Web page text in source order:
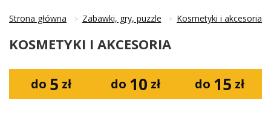
Strona główna Zabawki, gry, puzzle Kosmetyki i akcesoria
KOSMETYKI I AKCESORIA
do 5 zł do 10 zł do 15 zł